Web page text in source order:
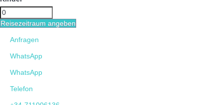
Reisezeitraum angeben
Anfragen
WhatsApp
WhatsApp
Telefon